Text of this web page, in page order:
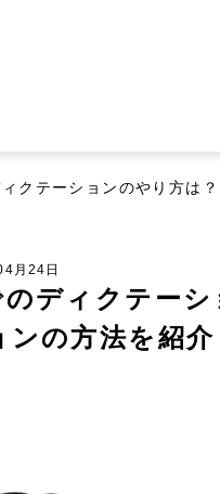
クテーションのやり方は
月24日
のディクテー
の方法を紹介